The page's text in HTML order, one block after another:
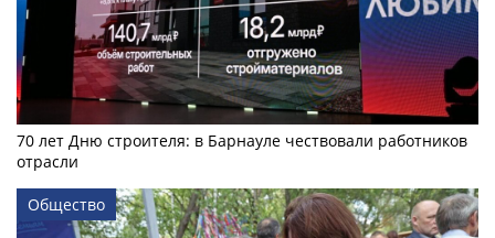
70 лет Дню строителя: в Барнауле чествовали работников
отрасли
Общество